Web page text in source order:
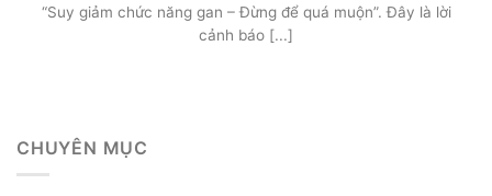
“Suy giảm chức năng gan – Đừng để quá muộn”. Đây là lời
cảnh báo [...]
CHUYÊN MỤC